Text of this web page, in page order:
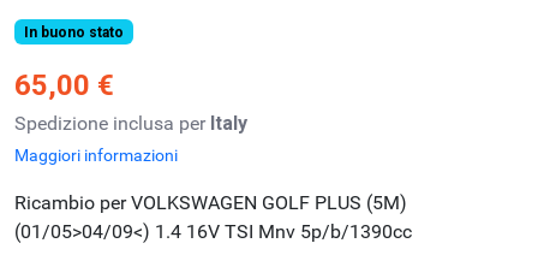
In buono stato
65,00 €
Spedizione inclusa per Italy
Maggiori informazioni
Ricambio per VOLKSWAGEN GOLF PLUS (5M)
(01/05>04/09<) 1.4 16V TSI Mnv 5p/b/1390cc